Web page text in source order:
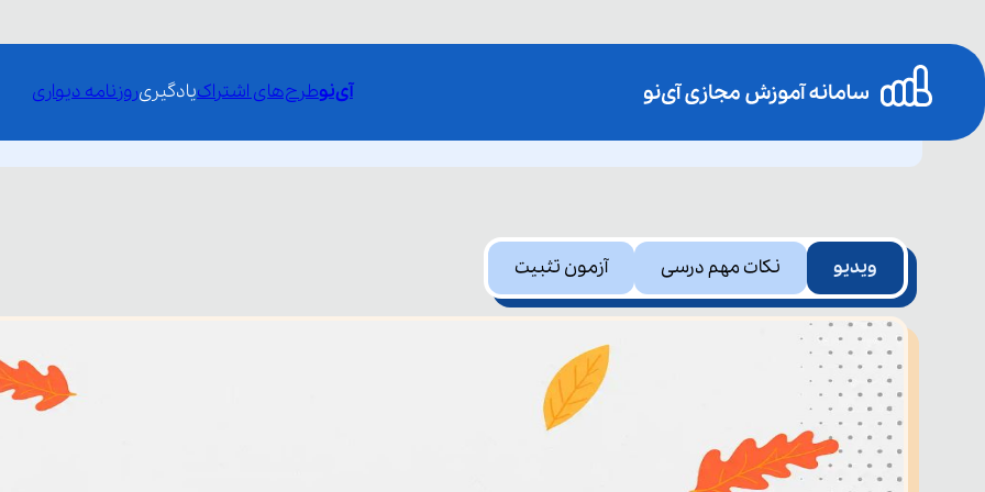
آی‌نوطرح‌های اشتراکیادگیریروزنامه دیواری
ویدیو نکات مهم درسی آزمون تثبیت